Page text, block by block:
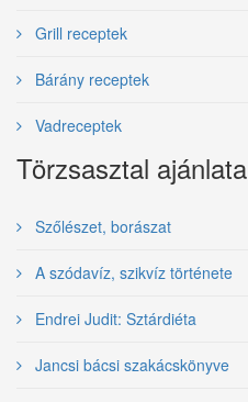
Grill receptek
Bárány receptek
Vadreceptek
Törzsasztal ajánlata
Szőlészet, borászat
A szódavíz, szikvíz története
Endrei Judit: Sztárdiéta
Jancsi bácsi szakácskönyve